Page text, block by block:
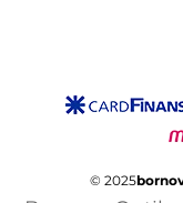
© 2025